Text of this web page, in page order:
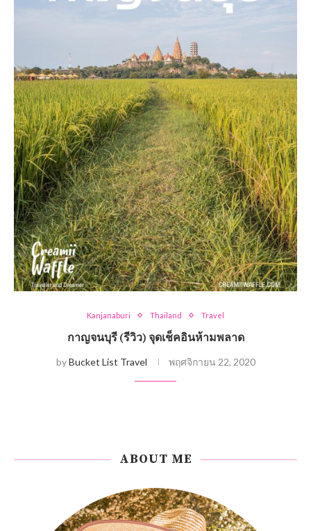
Kanjanaburi Thailand Travel
กาญจนบุรี (รีวิว) จุดเช็คอินห้ามพลาด
byBucket List Travel พฤศจิกายน 22, 2020
ABOUT ME